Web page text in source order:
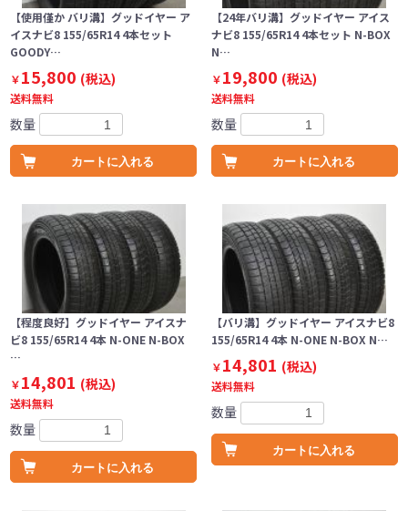
【使用僅か バリ溝】グッドイヤー ア
イスナビ8 155/65R14 4本セット
GOODY…
￥15,800 (税込)
送料無料
数量
カートに入れる
【24年バリ溝】グッドイヤー アイス
ナビ8 155/65R14 4本セット N-BOX
N…
￥19,800 (税込)
送料無料
数量
カートに入れる
【程度良好】グッドイヤー アイスナ
ビ8 155/65R14 4本 N-ONE N-BOX
…
￥14,801 (税込)
送料無料
数量
カートに入れる
【バリ溝】グッドイヤー アイスナビ8
155/65R14 4本 N-ONE N-BOX N…
￥14,801 (税込)
送料無料
数量
カートに入れる